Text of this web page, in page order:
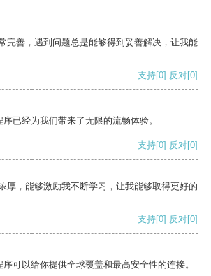
完善，遇到问题总是能够得到妥善解决，让我能
支持[0] 反对[0]
已经为我们带来了无限的流畅体验。
支持[0] 反对[0]
厚，能够激励我不断学习，让我能够取得更好的
支持[0] 反对[0]
可以给你提供全球覆盖和最高安全性的连接。